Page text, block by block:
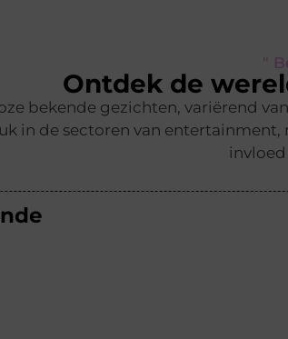
"
Ontdek de
bekende gezichten, variërend
in de sectoren van